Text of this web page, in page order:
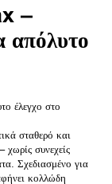
–
απόλυτο
έλεγχο στο
σταθερό και
συνεχείς
Σχεδιασμένο για
κολλώδη